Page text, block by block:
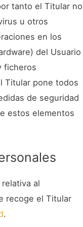
tanto el Titular no
u otros
en los
del Usuario
ficheros
Titular pone todos
de seguridad
estos elementos
al
recoge el Titular
.